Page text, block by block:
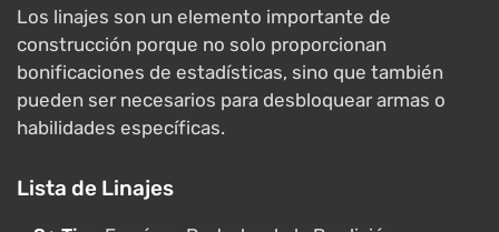
Los linajes son un elemento importante de
construcción porque no solo proporcionan
bonificaciones de estadísticas, sino que también
pueden ser necesarios para desbloquear armas o
habilidades específicas.
Lista de Linajes